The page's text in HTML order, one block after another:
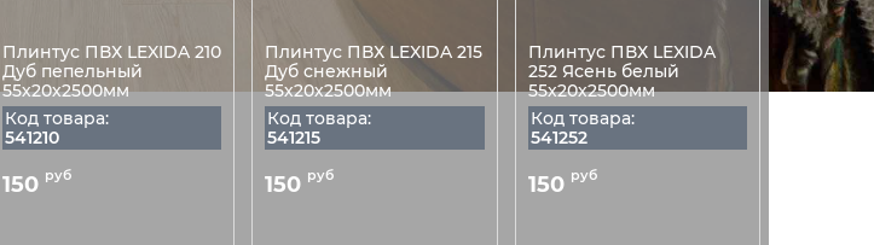
Плинтус ПВХ LEXIDA 210
Дуб пепельный
55х20х2500мм
Код товара:
541210
150 руб
Плинтус ПВХ LEXIDA 215
Дуб снежный
55х20х2500мм
Код товара:
541215
150 руб
Плинтус ПВХ LEXIDA
252 Ясень белый
55х20х2500мм
Код товара:
541252
150 руб